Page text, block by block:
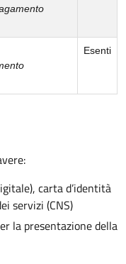
Esenti
carta d’identità
servizi (CNS)
la presentazione della